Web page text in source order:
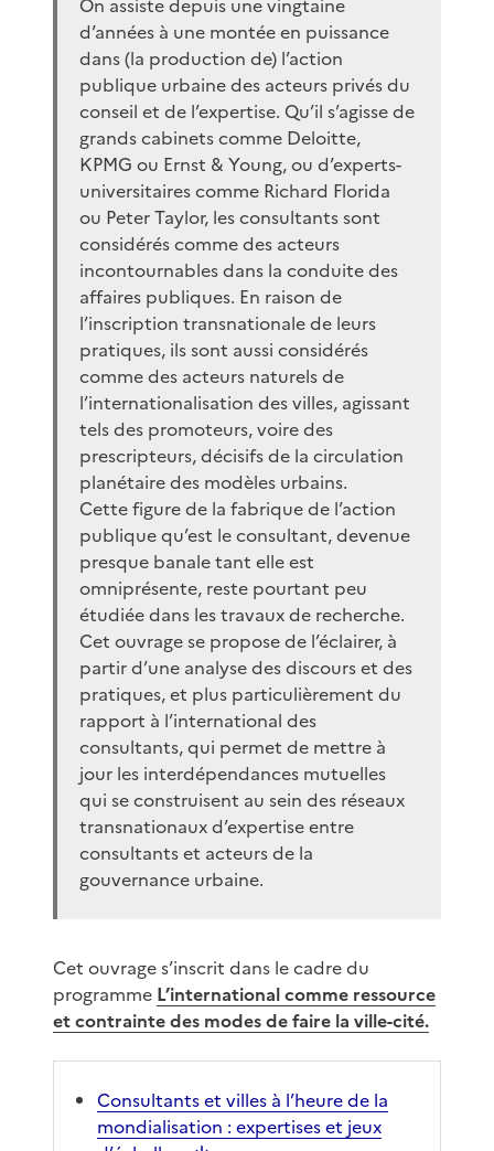
d’années à une montée en puissance
dans (la production de) l’action
publique urbaine des acteurs privés du
conseil et de l’expertise. Qu’il s’agisse de
grands cabinets comme Deloitte,
KPMG ou Ernst & Young, ou d’experts-
universitaires comme Richard Florida
ou Peter Taylor, les consultants sont
considérés comme des acteurs
incontournables dans la conduite des
affaires publiques. En raison de
l’inscription transnationale de leurs
pratiques, ils sont aussi considérés
comme des acteurs naturels de
l’internationalisation des villes, agissant
tels des promoteurs, voire des
prescripteurs, décisifs de la circulation
planétaire des modèles urbains.
Cette figure de la fabrique de l’action
publique qu’est le consultant, devenue
presque banale tant elle est
omniprésente, reste pourtant peu
étudiée dans les travaux de recherche.
Cet ouvrage se propose de l’éclairer, à
partir d’une analyse des discours et des
pratiques, et plus particulièrement du
rapport à l’international des
consultants, qui permet de mettre à
jour les interdépendances mutuelles
qui se construisent au sein des réseaux
transnationaux d’expertise entre
consultants et acteurs de la
gouvernance urbaine.
Cet ouvrage s’inscrit dans le cadre du
programme L’international comme ressource
et contrainte des modes de faire la ville-cité.
Consultants et villes à l’heure de la
mondialisation : expertises et jeux